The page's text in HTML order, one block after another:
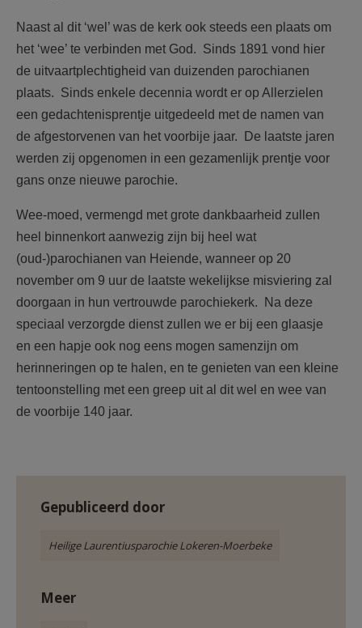
Naast al dit ‘wel’ was de kerk ook steeds een plaats om
het ‘wee’ te verbinden met God. Sinds 1891 vond hier
de uitvaartplechtigheid van duizenden parochianen
plaats. Sinds enkele decennia wordt er op Allerzielen
een gedachtenisprentje uitgedeeld met de namen van
de afgestorvenen van het voorbije jaar. De laatste jaren
werden zij opgenomen in een gezamenlijk prentje voor
gans onze nieuwe parochie.
Wee-moed, vermengd met grote dankbaarheid zullen
heel binnenkort aanwezig zijn bij heel wat
(oud-)parochianen van Heiende, wanneer op 20
november om 9 uur de laatste wekelijkse misviering zal
doorgaan in hun vertrouwde parochiekerk. Na deze
speciaal verzorgde dienst zullen we er bij een glaasje
en een hapje ook nog eens mogen samenzijn om
herinneringen op te halen, en te genieten van een kleine
tentoonstelling met een greep uit al dit wel en wee van
de voorbije 140 jaar.
Gepubliceerd door
Heilige Laurentiusparochie Lokeren-Moerbeke
Meer